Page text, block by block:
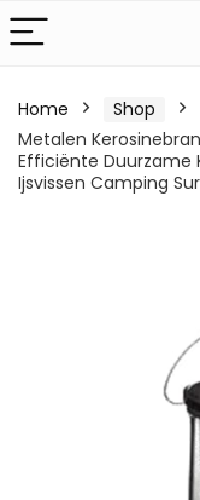
Home Shop
Metalen
Efficiënte Duurzame
Ijsvissen Camping